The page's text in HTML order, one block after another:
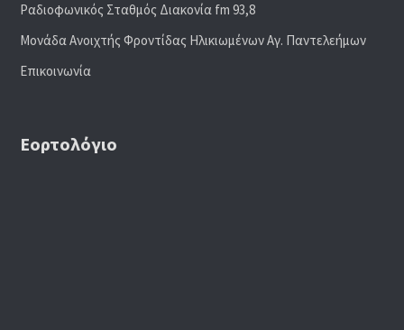
Ραδιoφωνικός Σταθμός Διακονία fm 93,8
Μονάδα Ανοιχτής Φροντίδας Ηλικιωμένων Αγ. Παντελεήμων
Επικοινωνία
Εορτολόγιο